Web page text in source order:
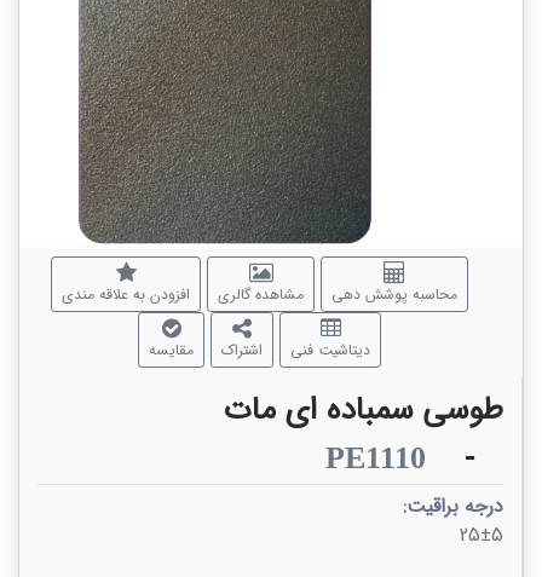
محاسبه پوشش دهی مشاهده گالری افزودن به علاقه مندی
دیتاشیت فنی اشتراک مقایسه
طوسی سمباده ای مات
-
PE1110
درجه براقیت:
25±5